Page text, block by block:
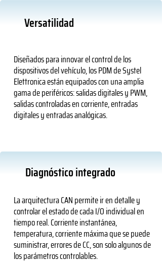
Versatilidad
Diseñados para innovar el control de los
dispositivos del vehículo, los PDM de Systel
Elettronica están equipados con una amplia
gama de periféricos: salidas digitales y PWM,
salidas controladas en corriente, entradas
digitales y entradas analógicas.
Diagnóstico integrado
La arquitectura CAN permite ir en detalle y
controlar el estado de cada I/O individual en
tiempo real. Corriente instantánea,
temperatura, corriente máxima que se puede
suministrar, errores de CC, son solo algunos de
los parámetros controlables.